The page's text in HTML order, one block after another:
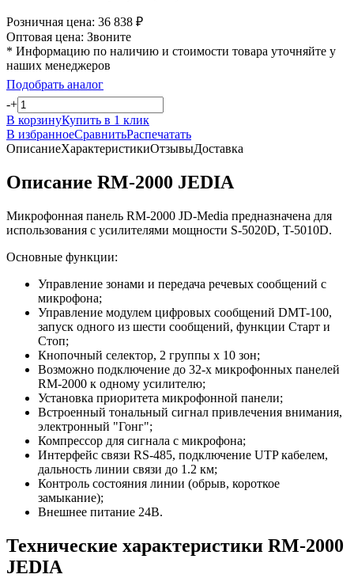
Розничная цена: 36 838 ₽
Оптовая цена: Звоните
* Информацию по наличию и стоимости товара уточняйте у
наших менеджеров
Подобрать аналог
-+
В корзинуКупить в 1 клик
В избранноеСравнитьРаспечатать
ОписаниеХарактеристикиОтзывыДоставка
Описание RM-2000 JEDIA
Микрофонная панель RM-2000 JD-Media предназначена для
использования с усилителями мощности S-5020D, T-5010D.
Основные функции:
Управление зонами и передача речевых сообщений с
микрофона;
Управление модулем цифровых сообщений DMT-100,
запуск одного из шести сообщений, функции Старт и
Стоп;
Кнопочный селектор, 2 группы х 10 зон;
Возможно подключение до 32-х микрофонных панелей
RM-2000 к одному усилителю;
Установка приоритета микрофонной панели;
Встроенный тональный сигнал привлечения внимания,
электронный "Гонг";
Компрессор для сигнала с микрофона;
Интерфейс связи RS-485, подключение UTP кабелем,
дальность линии связи до 1.2 км;
Контроль состояния линии (обрыв, короткое
замыкание);
Внешнее питание 24В.
Технические характеристики RM-2000
JEDIA